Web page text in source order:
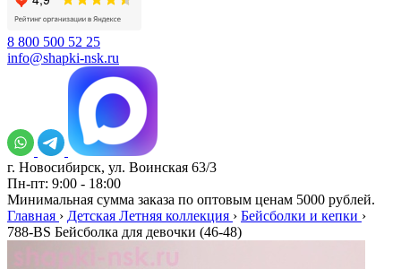
8 800 500 52 25
info@shapki-nsk.ru
г. Новосибирск, ул. Воинская 63/3
Пн-пт: 9:00 - 18:00
Минимальная сумма заказа по оптовым ценам 5000 рублей.
Главная › Детская Летняя коллекция › Бейсболки и кепки ›
788-BS Бейсболка для девочки (46-48)